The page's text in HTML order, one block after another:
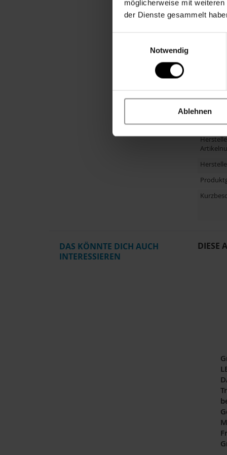
möglicherweise mit
der Dienste gesammelt
Notwendig
Ablehnen
Anlass
Größe
Hinweise
DAS KÖNNTE DICH AUCH
INTERESSIEREN
DIESE